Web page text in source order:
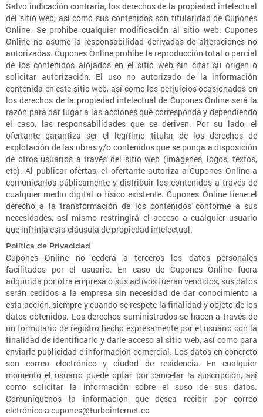
Salvo indicación contraria, los derechos de la propiedad intelectual
del sitio web, así como sus contenidos son titularidad de Cupones
Online. Se prohibe cualquier modificación al sitio web. Cupones
Online no asume la responsabilidad derivadas de alteraciones no
autorizadas. Cupones Online prohibe la reproducción total o parcial
de los contenidos alojados en el sitio web sin citar su origen o
solicitar autorización. El uso no autorizado de la información
contenida en este sitio web, así como los perjuicios ocasionados en
los derechos de la propiedad intelectual de Cupones Online será la
razón para dar lugar a las acciones que corresponda y dependiendo
el caso, las responsabilidades que se deriven. Por su lado, el
ofertante garantiza ser el legítimo titular de los derechos de
explotación de las obras y/o contenidos que se ponga a disposición
de otros usuarios a través del sitio web (imágenes, logos, textos,
etc). Al publicar ofertas, el ofertante autoriza a Cupones Online a
comunicarlos públicamente y distribuir los contenidos a través de
cualquier medio digital o físico existente. Cupones Online tiene el
derecho a la transformación de los contenidos conforme a sus
necesidades, así mismo restringirá el acceso a cualquier usuario
que infrinja esta cláusula de propiedad intelectual.
Política de Privacidad
Cupones Online no cederá a terceros los datos personales
facilitados por el usuario. En caso de Cupones Online fuera
adquirida por otra empresa o sus activos fueran vendidos, sus datos
serán cedidos a la empresa sin necesidad de dar conocimiento a
esta acción, siempre y cuando se respete la finalidad y objeto de los
datos obtenidos. Los derechos suministrados se hacen a través de
un formulario de registro hecho expresamente por el usuario con la
finalidad de identificarlo y darle acceso al sitio web, así como para
enviarle publicidad e información comercial. Los datos en concreto
son correo electrónico y ciudad de residencia. En cualquier
momento el usuario puede optar por cancelar la suscripción, así
como solicitar la información sobre el suso de sus datos.
Comuníquenos la información que desea recibir por correo
elctrónico a cupones@turbointernet.co